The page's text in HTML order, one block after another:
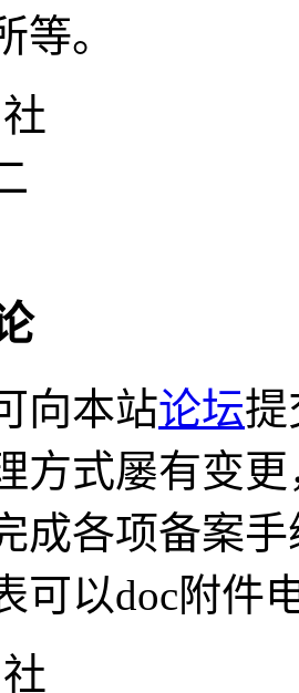
等。
向本站论坛提
方式屡有变
成各项备案
可以doc附件